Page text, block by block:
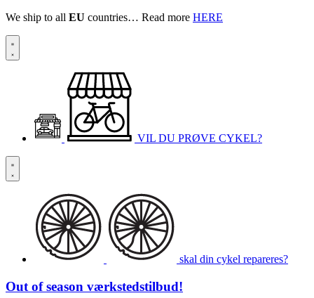
We ship to all EU countries… Read more HERE
VIL DU PRØVE CYKEL?
skal din cykel repareres?
Out of season værkstedstilbud!